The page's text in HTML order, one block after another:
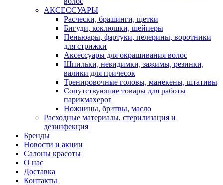
АКСЕССУАРЫ
Расчески, брашинги, щетки
Бигуди, коклюшки, шейперы
Пеньюары, фартуки, пелерины, воротники
для стрижки
Аксессуары для окрашивания волос
Шпильки, невидимки, зажимы, резинки,
валики для причесок
Тренировочные головы, манекены, штативы
Сопутствующие товары для работы
парикмахеров
Ножницы, бритвы, масло
Расходные материалы, стерилизация и
дезинфекция
Бренды
Новости и акции
Салоны красоты
О нас
Доставка
Контакты